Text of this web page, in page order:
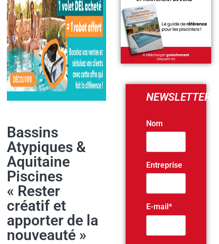
Bassins
Atypiques &
Aquitaine
Piscines
« Rester
créatif et
apporter de la
nouveauté »
NEWSLETTER
Nom
Entreprise
E-mail*